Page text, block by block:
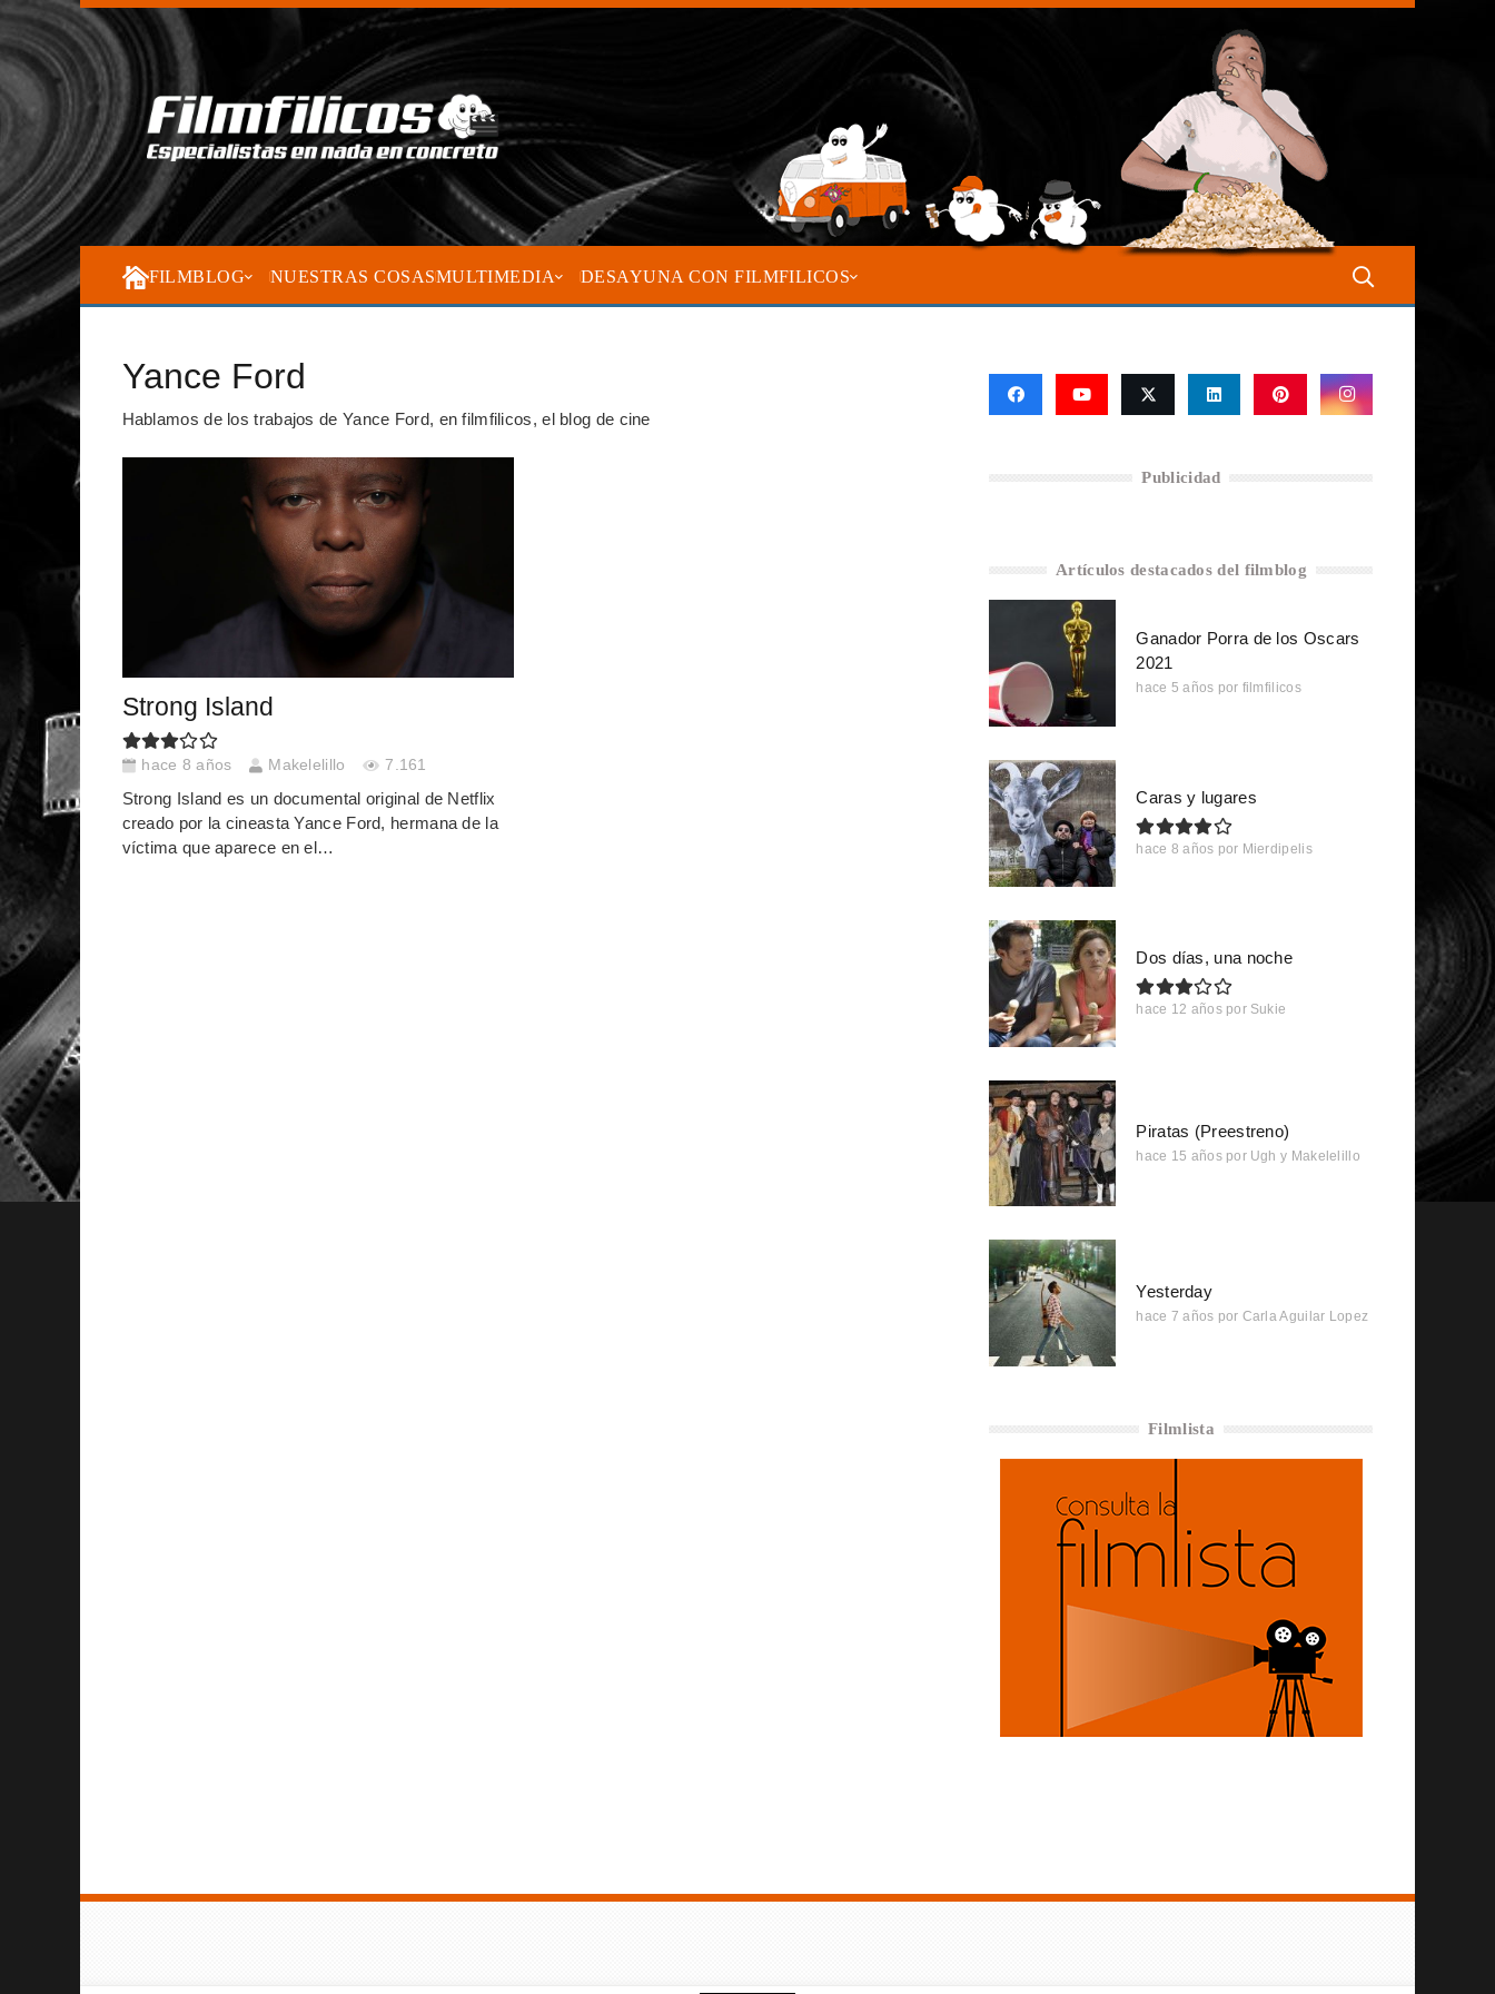
FILMBLOG NUESTRAS COSASMULTIMEDIA DESAYUNA CON FILMFILICOS
Yance Ford
Hablamos de los trabajos de Yance Ford, en filmfilicos, el blog de cine
Strong Island
hace 8 años Makelelillo 7.161
Strong Island es un documental original de Netflix
creado por la cineasta Yance Ford, hermana de la
víctima que aparece en el…
Publicidad
Artículos destacados del filmblog
Ganador Porra de los Oscars
2021
hace 5 años por filmfilicos
Caras y lugares
hace 8 años por Mierdipelis
Dos días, una noche
hace 12 años por Sukie
Piratas (Preestreno)
hace 15 años por Ugh y Makelelillo
Yesterday
hace 7 años por Carla Aguilar Lopez
Filmlista